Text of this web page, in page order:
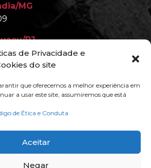
de Privacidade e
do site
que oferecemos a melhor experiência em
a usar este site, assumiremos que está
de Ética e Conduta
Aceitar
Negar
MG
RJ
2025